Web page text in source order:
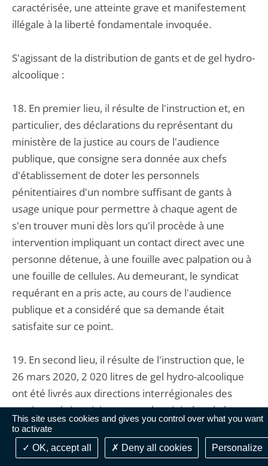
This site uses cookies and gives you control over what you want
to activate
OK, accept all
Deny all cookies Personalize
caractérisée, une atteinte grave et manifestement
illégale à la liberté fondamentale invoquée.
S'agissant de la distribution de gants et de gel hydro-
alcoolique :
18. En premier lieu, il résulte de l'instruction et, en
particulier, des déclarations du représentant du
ministère de la justice au cours de l'audience
publique, que consigne sera donnée aux chefs
d'établissement de doter les personnels
pénitentiaires d'un nombre suffisant de gants à
usage unique pour permettre à chaque agent de
s'en trouver muni dès lors qu'il procède à une
intervention impliquant un contact direct avec une
personne détenue, à une fouille avec palpation ou à
une fouille de cellules. Au demeurant, le syndicat
requérant en a pris acte, au cours de l'audience
publique et a considéré que sa demande était
satisfaite sur ce point.
19. En second lieu, il résulte de l'instruction que, le
26 mars 2020, 2 020 litres de gel hydro-alcoolique
ont été livrés aux directions interrégionales des
services pénitentiaires et que le ministère de la
justice s'est engagé à en livrer, à destination des
personnels pénitentiaires, 2 500 litres par semaine.
Au demeurant, le syndicat requérant en a pris acte,